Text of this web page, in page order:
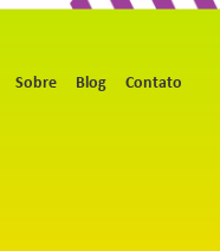
Sobre Blog Contato